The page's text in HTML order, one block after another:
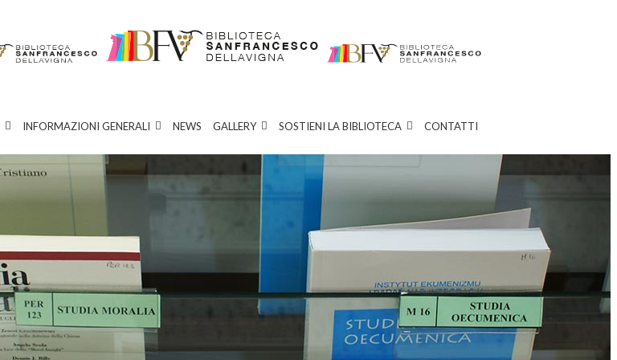
INFORMAZIONI GENERALI NEWS GALLERY SOSTIENI LA BIBLIOTECA CONTATTI